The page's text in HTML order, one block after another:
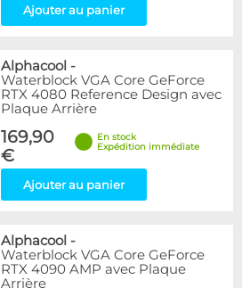
Ajouter au panier
Alphacool -
Waterblock VGA Core GeForce
RTX 4080 Reference Design avec
Plaque Arrière
169,90
€
En stock
Expédition immédiate
Ajouter au panier
Alphacool -
Waterblock VGA Core GeForce
RTX 4090 AMP avec Plaque
Arrière